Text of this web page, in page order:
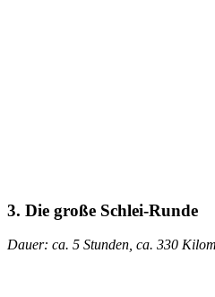
3. Die große Schlei-Runde
Dauer: ca. 5 Stunden, ca. 330